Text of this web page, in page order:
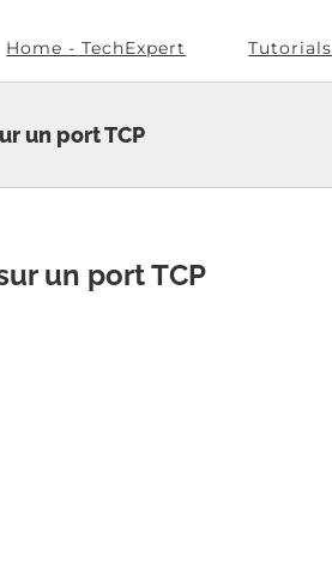
Home - TechExpert Tutorials
un port TCP
un port TCP